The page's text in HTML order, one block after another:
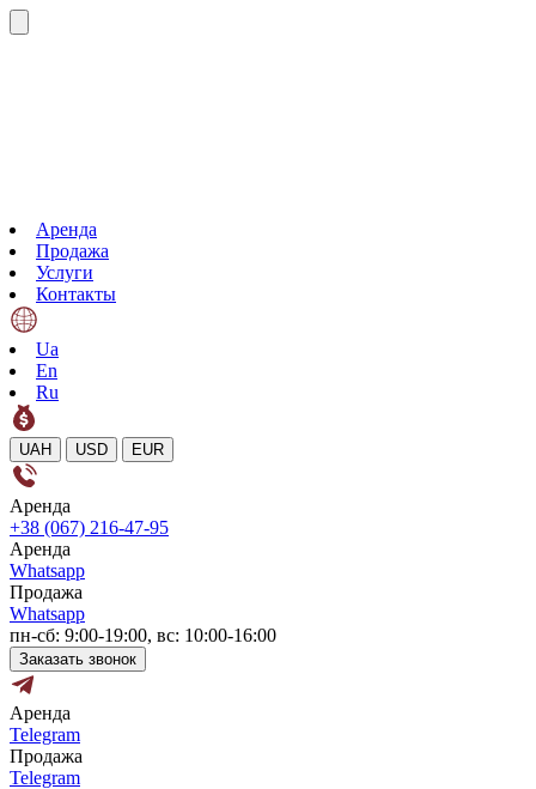
Аренда
Продажа
Услуги
Контакты
Ua
En
Ru
UAH USD EUR
Аренда
+38 (067) 216-47-95
Аренда
Whatsapp
Продажа
Whatsapp
пн-сб: 9:00-19:00, вс: 10:00-16:00
Заказать звонок
Аренда
Telegram
Продажа
Telegram